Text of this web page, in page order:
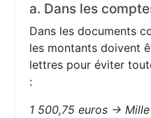
a. Dans les
Dans les documents
les montants doivent
lettres pour éviter
:
1 500,75 euros →